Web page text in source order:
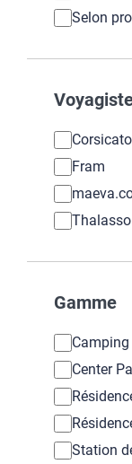
Selon
Fram
Gamme
Center
Station